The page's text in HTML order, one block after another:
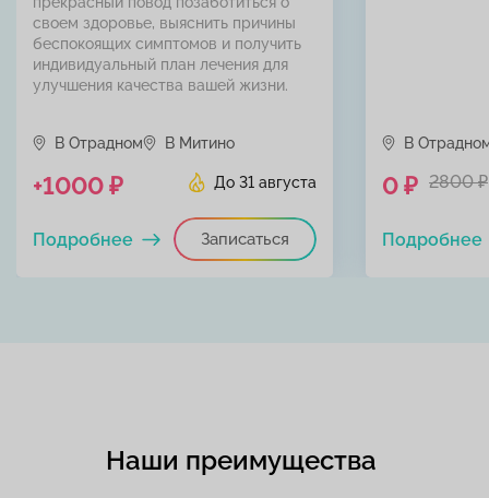
своем здоровье, выяснить причины
беспокоящих симптомов и получить
индивидуальный план лечения для
улучшения качества вашей жизни.
В Отрадном В Митино
До 31 августа
+1000 ₽
Записаться
Подробнее
В
0 ₽ 2800 ₽
Подробнее
Наши преимущества